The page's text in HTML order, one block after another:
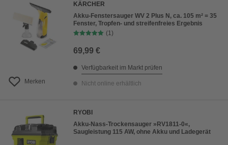
Merken
KÄRCHER
Akku-Fenstersauger WV 2 Plus N, ca. 105 m² = 35
Fenster, Tropfen- und streifenfreies Ergebnis
(1)
69,99 €
Verfügbarkeit im Markt prüfen
Nicht online erhältlich
RYOBI
Akku-Nass-Trockensauger »RV1811-0«,
Saugleistung 115 AW, ohne Akku und Ladegerät